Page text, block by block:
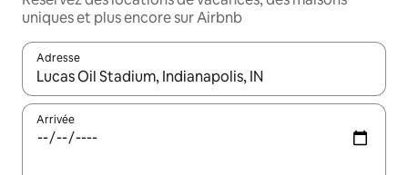
uniques et plus encore sur Airbnb
Adresse
Lorsque les résultats s'affichent, utilisez les flèches vers le
Arrivée